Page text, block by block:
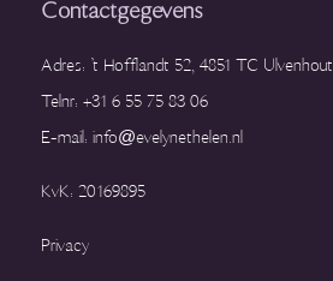
Contactgegevens
Adres: ’t Hofflandt 52, 4851 TC Ulvenhout
Telnr: +31 6 55 75 83 06
E-mail: info@evelynethelen.nl
KvK: 20169895
Privacy